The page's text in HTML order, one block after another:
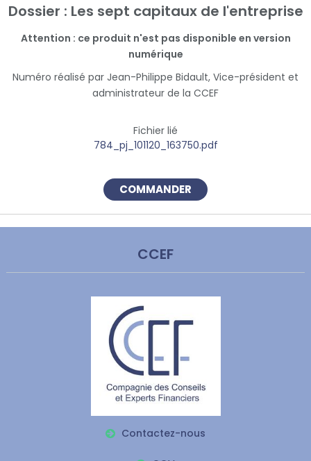
Dossier : Les sept capitaux de l'entreprise
Attention : ce produit n'est pas disponible en version
numérique
Numéro réalisé par Jean-Philippe Bidault, Vice-président et
administrateur de la CCEF
Fichier lié
784_pj_101120_163750.pdf
COMMANDER
CCEF
Contactez-nous